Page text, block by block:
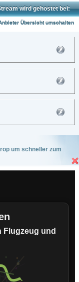
wird gehostet bei:
Übersicht umschalten
um schneller zum